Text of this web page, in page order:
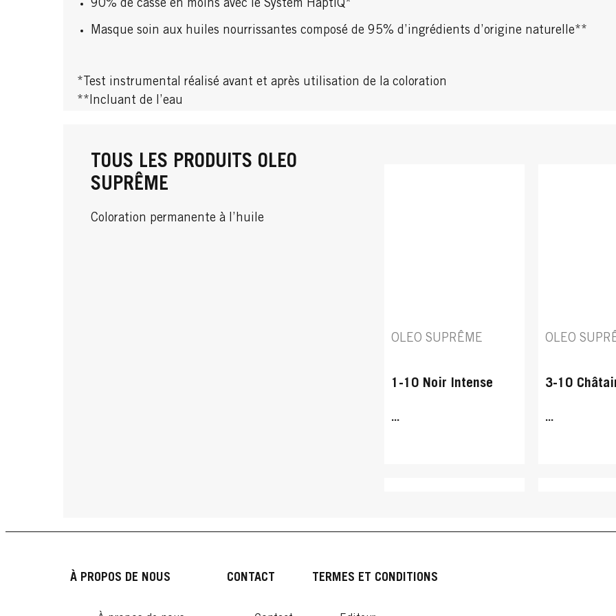
90% de casse en moins avec le System HaptIQ*
Masque soin aux huiles nourrissantes composé de 95% d’ingrédients d’origine naturelle**
*Test instrumental réalisé avant et après utilisation de la coloration
**Incluant de l’eau
TOUS LES PRODUITS OLEO
SUPRÊME
Coloration permanente à l’huile
OLEO SUPRÊME
1-10 Noir Intense
...
OLEO
3-10
...
À PROPOS DE NOUS CONTACT TERMES ET CONDITIONS